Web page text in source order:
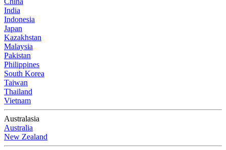
India
Indonesia
Japan
Kazakhstan
Malaysia
Pakistan
Philippines
South Korea
Taiwan
Thailand
Vietnam
Australasia
Australia
New Zealand